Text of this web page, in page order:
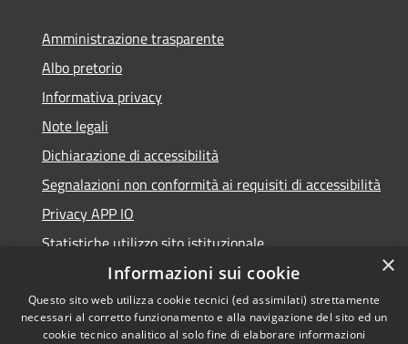
Amministrazione trasparente
Albo pretorio
Informativa privacy
Note legali
Dichiarazione di accessibilità
Segnalazioni non conformità ai requisiti di accessibilità
Privacy APP IO
Statistiche utilizzo sito istituzionale
Qualità dei Servizi Comunali
×
Informazioni sui cookie
Questo sito web utilizza cookie tecnici (ed assimilati) strettamente
necessari al corretto funzionamento e alla navigazione del sito ed un
cookie tecnico analitico al solo fine di elaborare informazioni